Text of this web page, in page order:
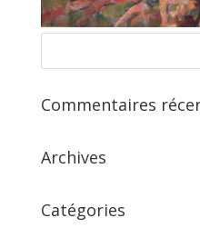
Commentaires
Archives
Catégories